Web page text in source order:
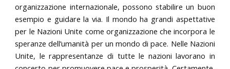
organizzazione internazionale, possono stabilire un buon
esempio e guidare la via. Il mondo ha grandi aspettative
per le Nazioni Unite come organizzazione che incorpora le
speranze dell’umanità per un mondo di pace. Nelle Nazioni
Unite, le rappresentanze di tutte le nazioni lavorano in